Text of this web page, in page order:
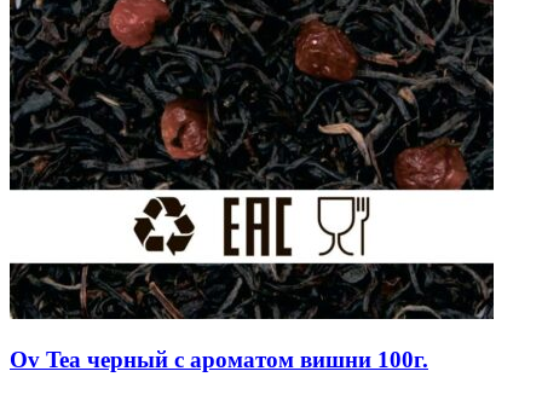
Ov Tea черный с ароматом вишни 100г.